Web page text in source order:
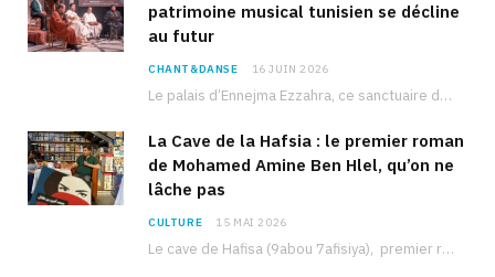
patrimoine musical tunisien se décline
au futur
CHANT&DANSE 16 JUIN 2026
Le palais d’Ennejma Ezzahra, ce sanctuaire de la musique tunisienne et méditerranéenne construit par le…
La Cave de la Hafsia : le premier roman
de Mohamed Amine Ben Hlel, qu’on ne
lâche pas
CULTURE 15 MAI 2026
Le cave de Hafisa (9abou 7afisiya), premier roman du journaliste tunisien Mohamed Amine Ben Hlel,…